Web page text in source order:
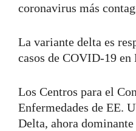
coronavirus más
La variante delta es
casos de COVID-19 en
Los Centros para el
Enfermedades de EE.
Delta, ahora